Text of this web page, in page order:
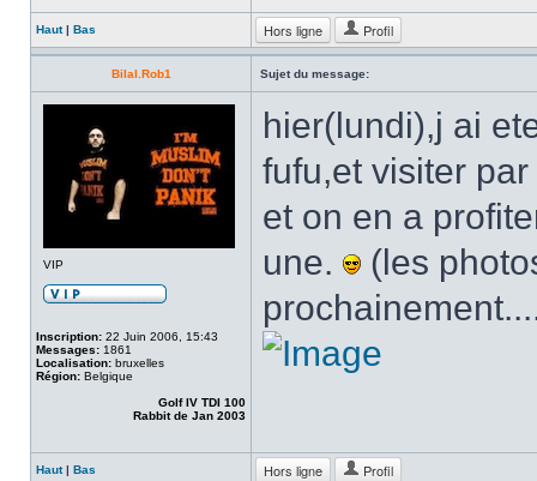
Haut| Bas Hors ligne Profil
Bilal.Rob1 Sujet du message:
VIP
Inscription: 22 Juin 2006, 15:43
Messages: 1861
Localisation: bruxelles
Région: Belgique
Golf IV TDI 100
Rabbit de Jan 2003
hier(lundi),j ai
fufu,et visiter
et on en a
une.
(les
Haut| Bas Hors ligne Profil